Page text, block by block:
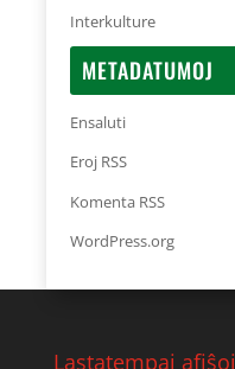
Interkulture
METADATUMOJ
Ensaluti
Eroj RSS
Komenta RSS
WordPress.org
Lastatempaj afiŝoj